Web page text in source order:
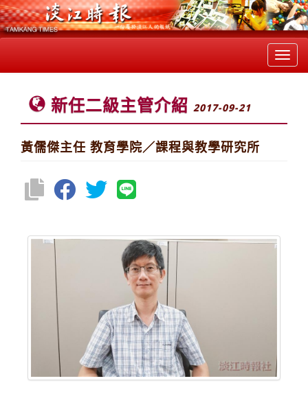
新任二級主管介紹 2017-09-21
黃儒傑主任 教育學院／課程與教學研究所